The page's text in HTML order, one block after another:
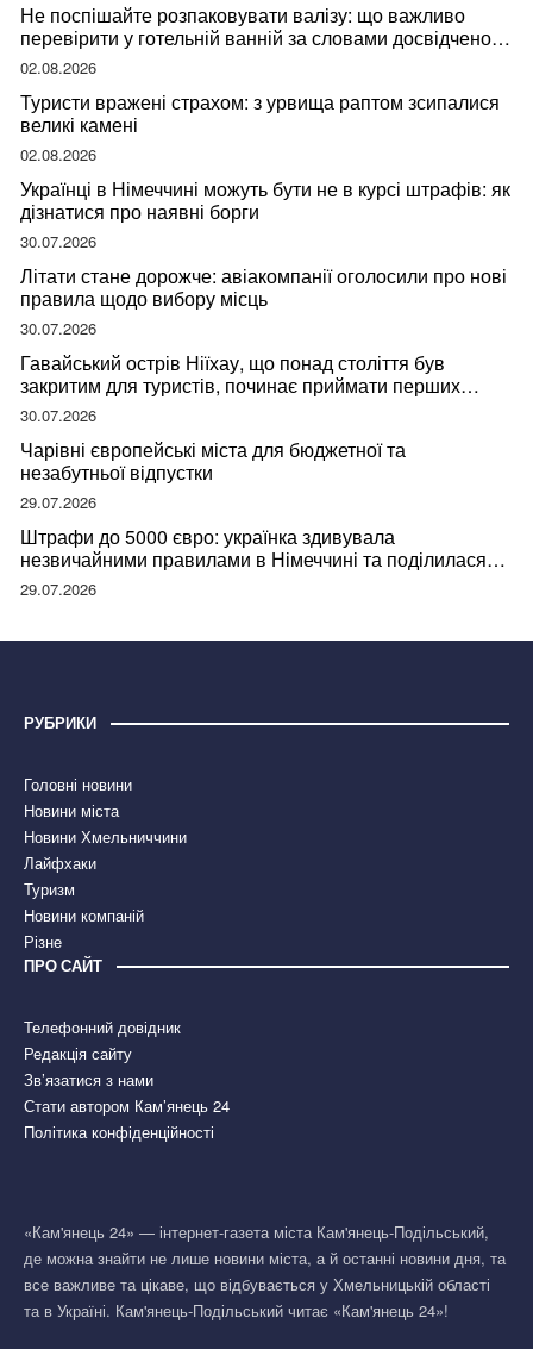
Не поспішайте розпаковувати валізу: що важливо
перевірити у готельній ванній за словами досвідченої
мандрівниці
02.08.2026
Туристи вражені страхом: з урвища раптом зсипалися
великі камені
02.08.2026
Українці в Німеччині можуть бути не в курсі штрафів: як
дізнатися про наявні борги
30.07.2026
Літати стане дорожче: авіакомпанії оголосили про нові
правила щодо вибору місць
30.07.2026
Гавайський острів Ніїхау, що понад століття був
закритим для туристів, починає приймати перших
відвідувачів
30.07.2026
Чарівні європейські міста для бюджетної та
незабутньої відпустки
29.07.2026
Штрафи до 5000 євро: українка здивувала
незвичайними правилами в Німеччині та поділилася
правдою
29.07.2026
РУБРИКИ
Головні новини
Новини міста
Новини Хмельниччини
Лайфхаки
Туризм
Новини компаній
Різне
ПРО САЙТ
Телефонний довідник
Редакція сайту
Зв’язатися з нами
Стати автором Кам’янець 24
Політика конфіденційності
«Кам'янець 24» — інтернет-газета міста Кам'янець-Подільський,
де можна знайти не лише новини міста, а й останні новини дня, та
все важливе та цікаве, що відбувається у Хмельницькій області
та в Україні. Кам'янець-Подільський читає «Кам'янець 24»!